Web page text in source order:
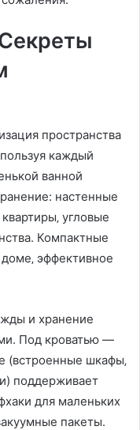
пространства
каждый
ванной
настенные
угловые
Компактные
эффективное
и хранение
Под кроватью —
(встроенные шкафы‚
поддерживает
для маленьких
пакеты.